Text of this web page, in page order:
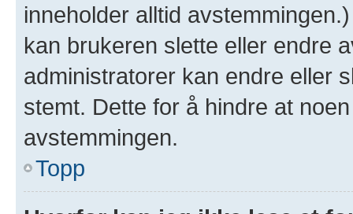
inneholder alltid
kan brukeren slette eller endre
administratorer kan endre eller
stemt. Dette for å hindre at
avstemmingen.
Topp